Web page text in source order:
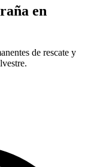
en
de rescate y